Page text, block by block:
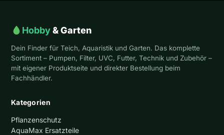
Hobby& Garten
Dein Finder für Teich, Aquaristik und Garten. Das komplette
Sortiment – Pumpen, Filter, UVC, Futter, Technik und Zubehör –
mit eigener Produktseite und direkter Bestellung beim
Fachhändler.
Kategorien
Pflanzenschutz
AquaMax Ersatzteile